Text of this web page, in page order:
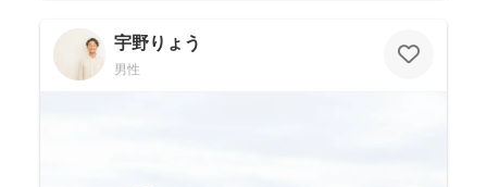
宇野りょう
男性